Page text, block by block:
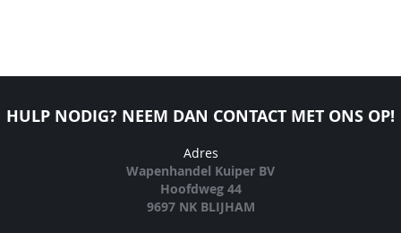
HULP NODIG? NEEM DAN CONTACT MET ONS OP!
Adres
Wapenhandel Kuiper BV
Hoofdweg 44
9697 NK BLIJHAM